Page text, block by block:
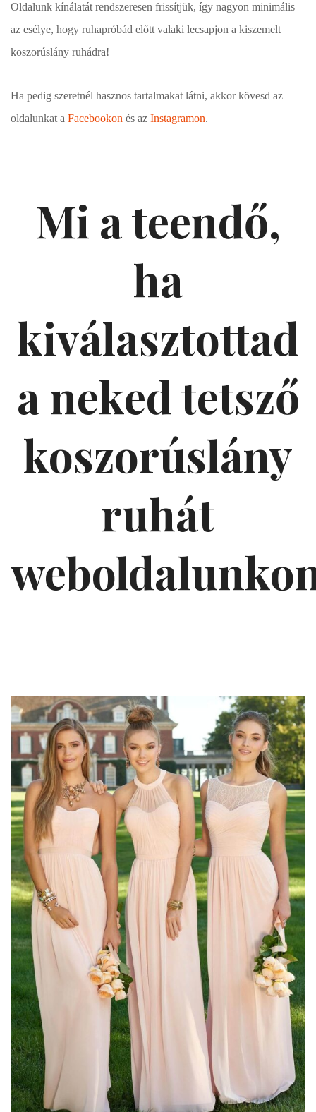
Oldalunk kínálatát rendszeresen frissítjük, így nagyon minimális
az esélye, hogy ruhapróbád előtt valaki lecsapjon a kiszemelt
koszorúslány ruhádra!
Ha pedig szeretnél hasznos tartalmakat látni, akkor kövesd az
oldalunkat a Facebookon és az Instagramon.
Mi a teendő,
ha
kiválasztottad
a neked tetsző
koszorúslány
ruhát